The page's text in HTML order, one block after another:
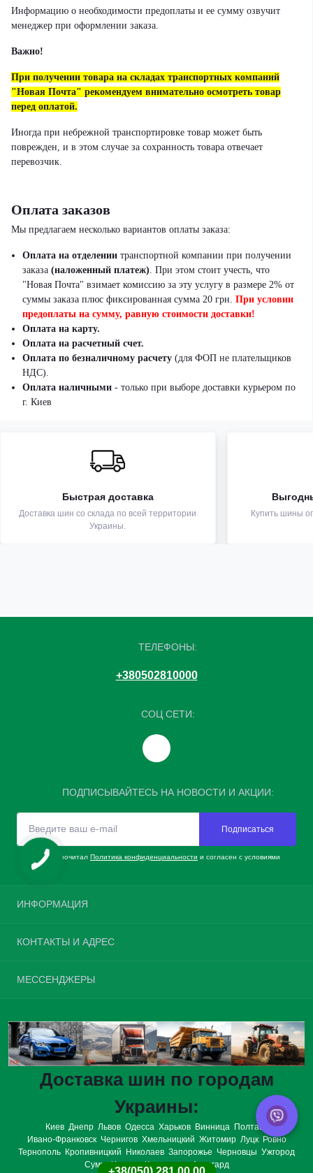
Информацию о необходимости предоплаты и ее сумму озвучит
менеджер при оформлении заказа.
Важно!
При получении товара на складах транспортных компаний
"Новая Почта" рекомендуем внимательно осмотреть товар
перед оплатой.
Иногда при небрежной транспортировке товар может быть
поврежден, и в этом случае за сохранность товара отвечает
перевозчик.
Оплата заказов
Мы предлагаем несколько вариантов оплаты заказа:
Оплата на отделении транспортной компании при получении
заказа (наложенный платеж). При этом стоит учесть, что
"Новая Почта" взимает комиссию за эту услугу в размере 2% от
суммы заказа плюс фиксированная сумма 20 грн. При условии
предоплаты на сумму, равную стоимости доставки!
Оплата на карту.
Оплата на расчетный счет.
Оплата по безналичному расчету (для ФОП не плательщиков
НДС).
Оплата наличными - только при выборе доставки курьером по
г. Киев
Быстрая доставка
Доставка шин со склада по всей территории
Украины.
Купить шины
ТЕЛЕФОНЫ:
+380502810000
СОЦ СЕТИ:
ПОДПИСЫВАЙТЕСЬ НА НОВОСТИ И АКЦИИ:
Подписаться
Я прочитал Политика конфиденциальности и согласен с условиями
ИНФОРМАЦИЯ
О нас
Политика конфиденциальности
Возврат товара
Карта сайта
Производители
Подарочные сертификаты
КОНТАКТЫ И АДРЕС
Пн-Вс: с 08:00 до 20:00
МЕССЕНДЖЕРЫ
Viber
WhatsApp
Доставка шин по городам
Украины:
Киев Днепр Львов Одесса Харьков Винница
Полтава
Ивано-Франковск Чернигов Хмельницкий Житомир Луцк Ровно
Тернополь Кропивницкий Николаев Запорожье Черновцы Ужгород
Сумы Херсон Кременчуг Авангард